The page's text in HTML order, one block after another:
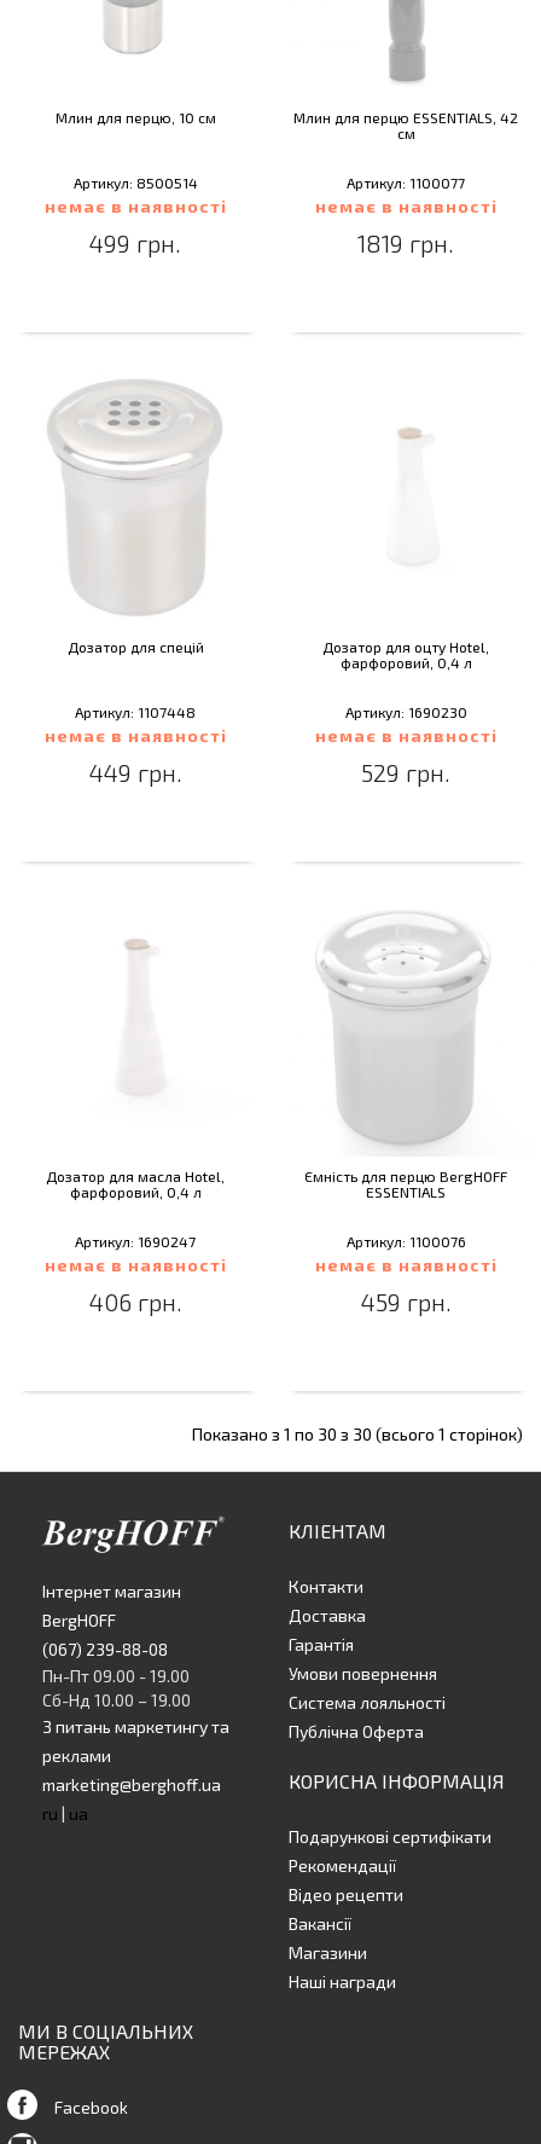
Млин для перцю, 10 см
Артикул: 8500514
немає в наявності
499 грн.
Млин для перцю ESSENTIALS, 42
см
Артикул: 1100077
немає в наявності
1819 грн.
Дозатор для спецій
Артикул: 1107448
немає в наявності
449 грн.
Дозатор для оцту Hotel,
фарфоровий, 0,4 л
Артикул: 1690230
немає в наявності
529 грн.
Дозатор для масла Hotel,
фарфоровий, 0,4 л
Артикул: 1690247
немає в наявності
406 грн.
Ємність для перцю BergHOFF
ESSENTIALS
Артикул: 1100076
немає в наявності
459 грн.
Показано з 1 по 30 з 30 (всього 1 сторінок)
Інтернет магазин
BergHOFF
(067) 239-88-08
Пн-Пт 09.00 - 19.00
Сб-Нд 10.00 – 19.00
З питань маркетингу та
реклами
marketing@berghoff.ua
ru | ua
КЛІЕНТАМ
Контакти
Доставка
Гарантія
Умови повернення
Система лояльності
Публічна Оферта
КОРИСНА ІНФОРМАЦІЯ
Подарункові сертифікати
Рекомендації
Відео рецепти
Вакансії
Магазини
Наші награди
МИ В СОЦІАЛЬНИХ
МЕРЕЖАХ
Facebook